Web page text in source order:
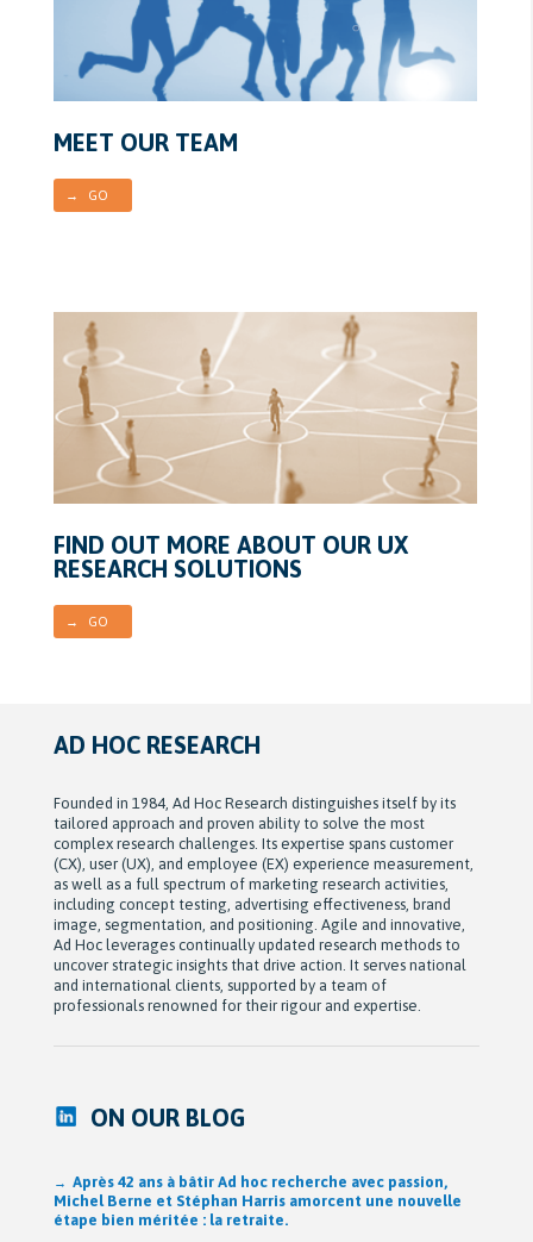
MEET OUR TEAM
→ GO
FIND OUT MORE ABOUT OUR UX
RESEARCH SOLUTIONS
→ GO
AD HOC RESEARCH
Founded in 1984, Ad Hoc Research distinguishes itself by its
tailored approach and proven ability to solve the most
complex research challenges. Its expertise spans customer
(CX), user (UX), and employee (EX) experience measurement,
as well as a full spectrum of marketing research activities,
including concept testing, advertising effectiveness, brand
image, segmentation, and positioning. Agile and innovative,
Ad Hoc leverages continually updated research methods to
uncover strategic insights that drive action. It serves national
and international clients, supported by a team of
professionals renowned for their rigour and expertise.
ON OUR BLOG
Après 42 ans à bâtir Ad hoc recherche avec passion,
Michel Berne et Stéphan Harris amorcent une nouvelle
étape bien méritée : la retraite.